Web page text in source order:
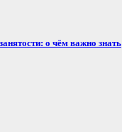
о чём важно знать